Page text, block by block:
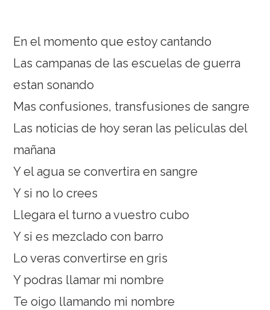
En el momento que estoy cantando
Las campanas de las escuelas de guerra
estan sonando
Mas confusiones, transfusiones de sangre
Las noticias de hoy seran las peliculas del
mañana
Y el agua se convertira en sangre
Y si no lo crees
Llegara el turno a vuestro cubo
Y si es mezclado con barro
Lo veras convertirse en gris
Y podras llamar mi nombre
Te oigo llamando mi nombre